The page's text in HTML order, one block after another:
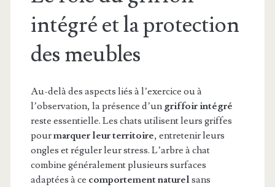
intégré et la protection
des meubles
Au-delà des aspects liés à l’exercice ou à
l’observation, la présence d’un griffoir intégré
reste essentielle. Les chats utilisent leurs griffes
pourmarquer leur territoire, entretenir leurs
ongles et réguler leur stress. L’arbre à chat
combine généralement plusieurs surfaces
adaptées à ce comportement naturel sans